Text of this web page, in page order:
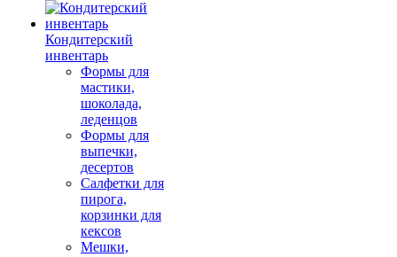
Кондитерский
инвентарь
Формы для
мастики,
шоколада,
леденцов
Формы для
выпечки,
десертов
Салфетки для
пирога,
корзинки для
кексов
Мешки,